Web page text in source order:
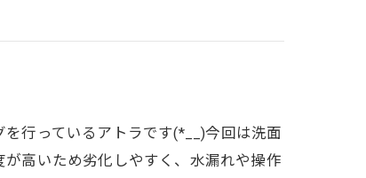
行っているアトラです(*__)今回は洗面
高いため劣化しやすく、水漏れや操作